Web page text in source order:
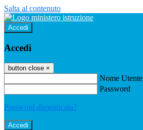
Salta al contenuto
Accedi
Accedi
button close ×
Nome Utente
Password
Password dimenticata?